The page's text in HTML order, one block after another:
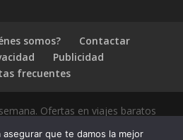
somos?
Contactar
Publicidad
frecuentes
Ofertas en viajes baratos
asegurar que te damos la mejor